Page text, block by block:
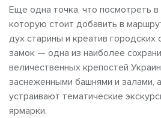
Еще одна точка, что посмотреть в
которую стоит добавить в
дух старины и креатив городских
замок — одна из наиболее
величественных крепостей
заснеженными башнями и залами,
устраивают тематические
ярмарки.